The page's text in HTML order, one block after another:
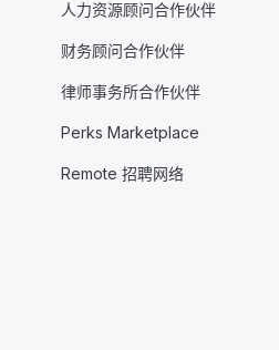
人力资源顾问合作伙伴
财务顾问合作伙伴
律师事务所合作伙伴
Perks Marketplace
Remote 招聘网络